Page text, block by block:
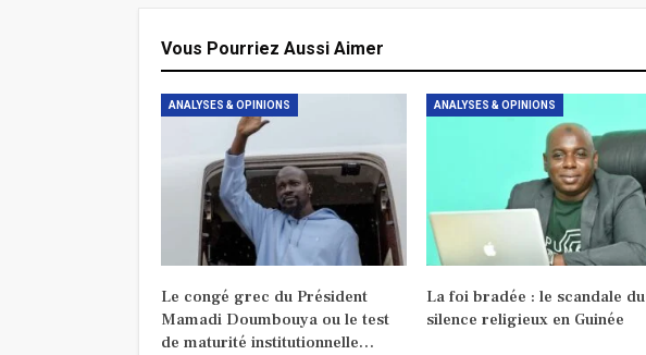
Vous Pourriez Aussi Aimer
ANALYSES & OPINIONS
Le congé grec du Président
Mamadi Doumbouya ou le test
de maturité institutionnelle…
ANALYSES & OPINIONS
La foi bradée : le scandale du
silence religieux en Guinée